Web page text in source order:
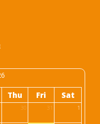
Thu Fri Sat
30 31 1